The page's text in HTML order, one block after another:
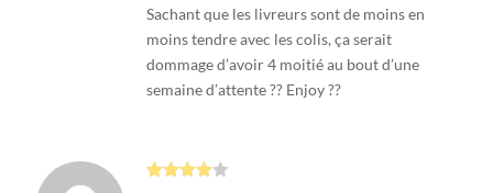
Sachant que les livreurs sont de moins en
moins tendre avec les colis, ça serait
dommage d’avoir 4 moitié au bout d’une
semaine d’attente ?? Enjoy ??